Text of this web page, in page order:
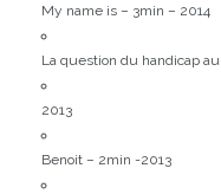
My name is – 3min – 2014
La question du handicap
2013
Benoit – 2min -2013